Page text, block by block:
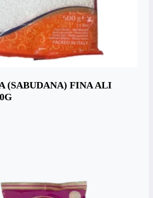
(SABUDANA) FINA ALI